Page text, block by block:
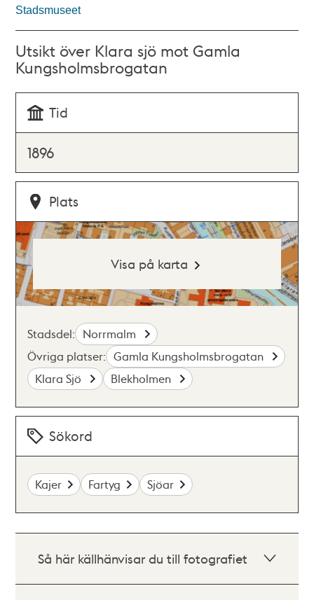
Stadsmuseet
Utsikt över Klara sjö mot Gamla
Kungsholmsbrogatan
Tid
1896
Plats
Visa på karta
Stadsdel: Norrmalm
Övriga platser: Gamla Kungsholmsbrogatan
Klara Sjö
Blekholmen
Sökord
Kajer Fartyg Sjöar
Så här källhänvisar du till fotografiet